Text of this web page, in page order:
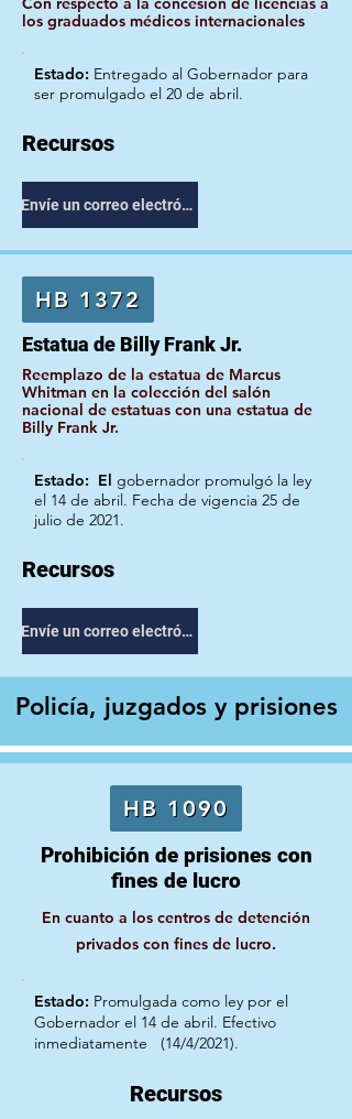
los graduados médicos internacionales
Estado: Entregado al Gobernador para
ser promulgado el 20 de abril.
Recursos
Envíe un correo electrónico a su representante
HB 1372
Estatua de Billy Frank Jr.
Reemplazo de la estatua de Marcus
Whitman en la colección del salón
nacional de estatuas con una estatua de
Billy Frank Jr.
Estado: El gobernador promulgó la ley
el 14 de abril. Fecha de vigencia 25 de
julio de 2021.
Recursos
Envíe un correo electrónico a su representante
Policía, juzgados y prisiones
HB 1090
Prohibición de prisiones con
fines de lucro
En cuanto a los centros de detención
privados con fines de lucro.
Estado: Promulgada como ley por el
Gobernador el 14 de abril. Efectivo
inmediatamente
(14/4/2021).
Recursos